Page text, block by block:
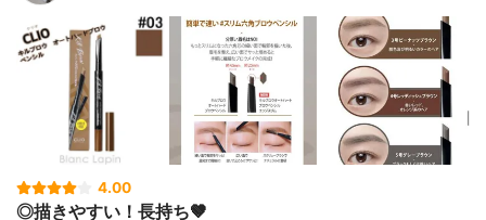
4.00
◎描きやすい！長持ち🤎